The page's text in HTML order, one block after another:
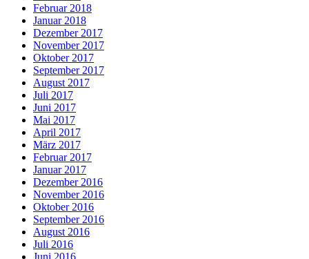
Februar 2018
Januar 2018
Dezember 2017
November 2017
Oktober 2017
September 2017
August 2017
Juli 2017
Juni 2017
Mai 2017
April 2017
März 2017
Februar 2017
Januar 2017
Dezember 2016
November 2016
Oktober 2016
September 2016
August 2016
Juli 2016
Juni 2016